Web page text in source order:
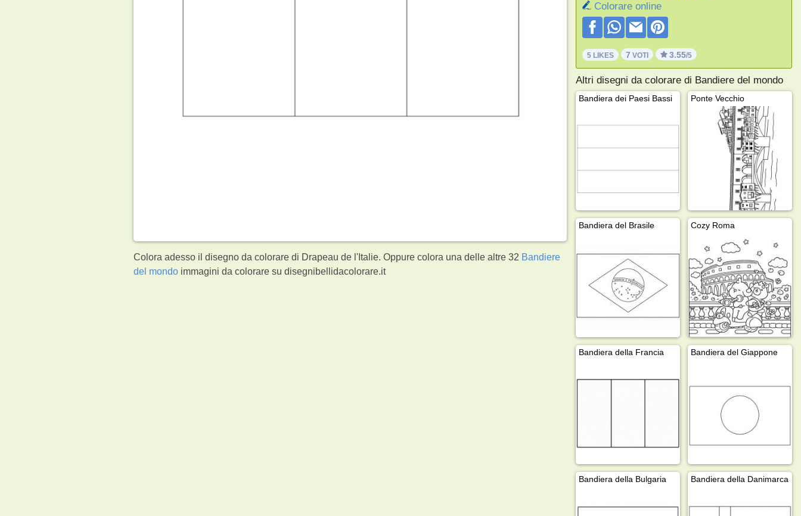
Colora adesso il disegno da colorare di Drapeau de l'Italie. Oppure colora una delle altre 32 Bandiere
del mondo immagini da colorare su disegnibellidacolorare.it
Colorare online
5 LIKES 7 VOTI 3.55/5
Altri disegni da colorare di Bandiere del mondo
Bandiera dei Paesi Bassi Ponte Vecchio
Bandiera del Brasile Cozy Roma
Bandiera della Francia Bandiera del Giappone
Bandiera della Bulgaria Bandiera della Danimarca